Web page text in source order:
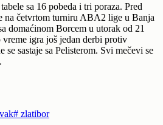
sa 16 pobeda i tri poraza. Pred
na četvrtom turniru ABA2 lige u Banja
domaćinom Borcem u utorak od 21
igra još jedan derbi protiv
se sastaje sa Pelisterom. Svi mečevi se
# zlatibor